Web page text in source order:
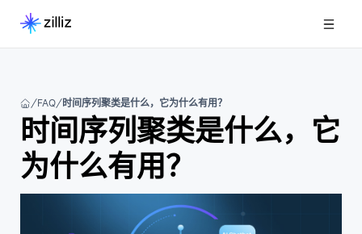
FAQ 时间序列聚类是什么，它为什么有用？
时间序列聚类是什么，它
为什么有用？